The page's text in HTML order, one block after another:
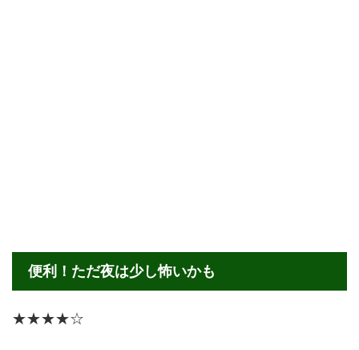
便利！ただ夜は少し怖いかも
★★★★☆